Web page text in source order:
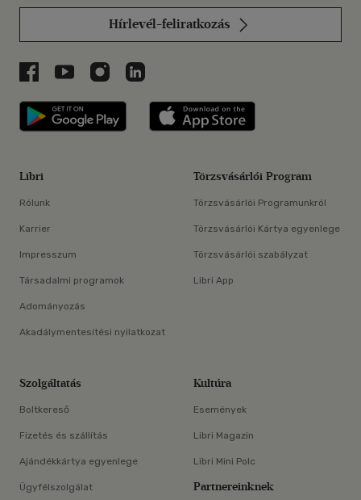
Hírlevél-feliratkozás
Libri a Facebookon
Libri a Youtube-on
Libri az Instagramon
Libri a LinkedInen
Libri applikáció Szerezd meg: Google
Libri
Rólunk
Karrier
Impresszum
Társadalmi programok
Adományozás
Akadálymentesítési nyilatkozat
Törzsvásárlói Program
Törzsvásárlói Programunkról
Törzsvásárlói Kártya egyenlege
Törzsvásárlói szabályzat
Libri App
Szolgáltatás
Boltkereső
Fizetés és szállítás
Ajándékkártya egyenlege
Ügyfélszolgálat
Kultúra
Események
Libri Magazin
Libri Mini Polc
Partnereinknek